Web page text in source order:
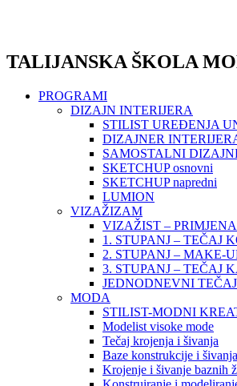
TALIJANSKA ŠKOLA
PROGRAMI
DIZAJN INTERIJERA
STILIST UREĐENJA
DIZAJNER
SAMOSTALNI
SKETCHUP osnovni
SKETCHUP napredni
LUMION
VIZAŽIZAM
VIZAŽIST –
1. STUPANJ – TEČAJ
2. STUPANJ – MAKE-
3. STUPANJ – TEČAJ
JEDNODNEVNI
MODA
STILIST-MODNI
Modelist visoke mode
Tečaj krojenja i šivanja
Baze konstrukcije i
Krojenje i šivanje baznih